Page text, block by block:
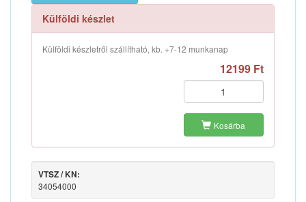
Külföldi készlet
Külföldi készletről szállítható, kb. +7-12 munkanap
12199 Ft
Kosárba
VTSZ / KN:
34054000